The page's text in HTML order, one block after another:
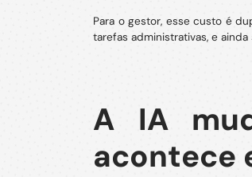
Para o gestor, esse custo é
tarefas administrativas, e
A IA
acontece